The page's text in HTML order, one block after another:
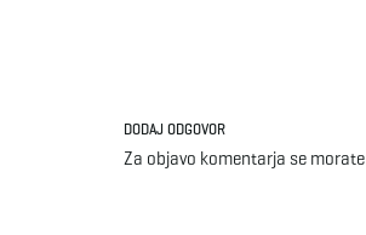
DODAJ ODGOVOR
Za objavo komentarja se morate